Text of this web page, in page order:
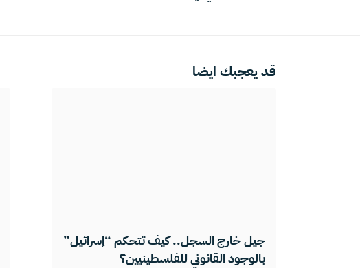
قد يعجبك ايضا
جيل خارج السجل.. كيف تتحكم “إسرائيل”
بالوجود القانوني للفلسطينيين؟